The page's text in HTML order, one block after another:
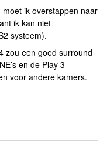
ik overstappen naar
ik kan niet
systeem).
zou een goed surround
en de Play 3
voor andere kamers.